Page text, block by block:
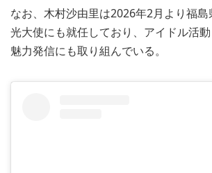
なお、木村沙由里は2026年2月より福
光大使にも就任しており、アイドル活
魅力発信にも取り組んでいる。